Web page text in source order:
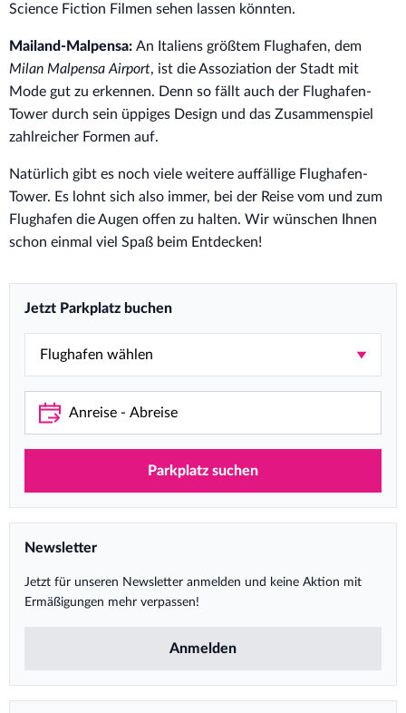
Science Fiction Filmen sehen lassen könnten.
Mailand-Malpensa: An Italiens größtem Flughafen, dem
Milan Malpensa Airport, ist die Assoziation der Stadt mit
Mode gut zu erkennen. Denn so fällt auch der Flughafen-
Tower durch sein üppiges Design und das Zusammenspiel
zahlreicher Formen auf.
Natürlich gibt es noch viele weitere auffällige Flughafen-
Tower. Es lohnt sich also immer, bei der Reise vom und zum
Flughafen die Augen offen zu halten. Wir wünschen Ihnen
schon einmal viel Spaß beim Entdecken!
Jetzt Parkplatz buchen
Parkplatz suchen
Newsletter
Jetzt für unseren Newsletter anmelden und keine Aktion mit
Ermäßigungen mehr verpassen!
Anmelden